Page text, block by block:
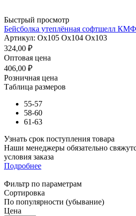
Быстрый просмотр
Бейсболка утеплённая софтшелл
Артикул: Ох105 Ох104 Ох103
324,00 ₽
Оптовая цена
406,00 ₽
Розничная цена
Таблица размеров
55-57
58-60
61-63
Узнать срок поступления товара
Наши менеджеры обязательно
условия заказа
Подробнее
Фильтр по параметрам
Сортировка
По популярности (убывание)
Цена